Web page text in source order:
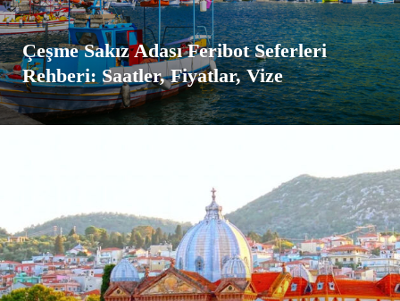
Çeşme Sakız Adası Feribot Seferleri
Rehberi: Saatler, Fiyatlar, Vize